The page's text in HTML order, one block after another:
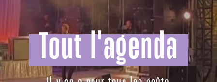
Tout l'agenda